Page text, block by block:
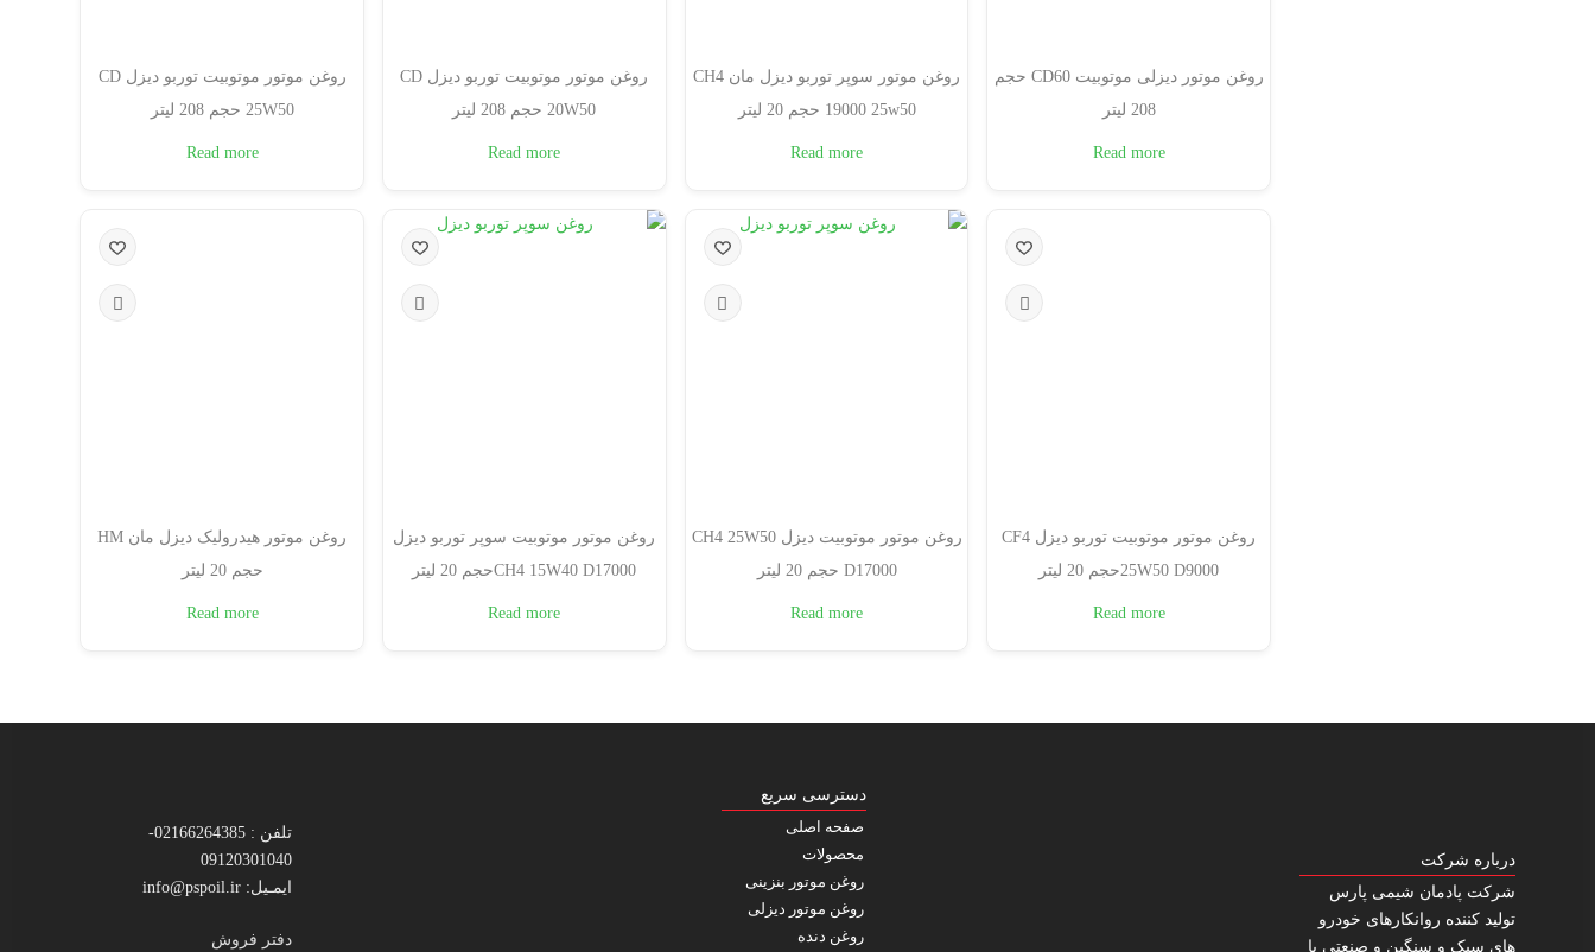
روغن موتور دیزلی موتوبیت CD60 حجم
208 لیتر
Read more
روغن موتور سوپر توربو دیزل مان CH4
19000 25w50 حجم 20 لیتر
Read more
روغن موتور موتوبیت توربو دیزل CD
20W50 حجم 208 لیتر
Read more
روغن موتور موتوبیت توربو دیزل CD
25W50 حجم 208 لیتر
Read more
روغن موتور موتوبیت توربو دیزل CF4
25W50 D9000حجم 20 لیتر
Read more
روغن موتور موتوبیت دیزل CH4 25W50
D17000 حجم 20 لیتر
Read more
روغن موتور موتوبیت سوپر توربو دیزل
CH4 15W40 D17000حجم 20 لیتر
Read more
روغن موتور هیدرولیک دیزل مان HM
حجم 20 لیتر
Read more
درباره شرکت
شرکت پادمان شیمی پارس
تولید کننده روانکارهای خودرو
های سبک و سنگین و صنعتی با
دسترسی سریع
صفحه اصلی
محصولات
روغن موتور بنزینی
روغن موتور دیزلی
روغن دنده
تلفن : 02166264385-
09120301040
ایمـیل: info@pspoil.ir
دفتر فروش